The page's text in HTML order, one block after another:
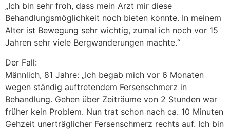
„Ich bin sehr froh, dass mein Arzt mir diese
Behandlungsmöglichkeit noch bieten konnte. In meinem
Alter ist Bewegung sehr wichtig, zumal ich noch vor 15
Jahren sehr viele Bergwanderungen machte.“
Der Fall:
Männlich, 81 Jahre: „Ich begab mich vor 6 Monaten
wegen ständig auftretendem Fersenschmerz in
Behandlung. Gehen über Zeiträume von 2 Stunden war
früher kein Problem. Nun trat schon nach ca. 10 Minuten
Gehzeit unerträglicher Fersenschmerz rechts auf. Ich bin